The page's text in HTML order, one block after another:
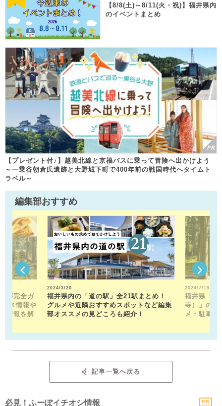
【8/8(土)～8/11(火・祝)】福井県内
のイベントまとめ
【プレゼント付♪】越美北線と京福バスに乗って冒険へ出かけよう
～一乗谷朝倉氏遺跡と大野城下町で400年前の戦国時代へタイムト
ラベル～
編集部おすすめ
が完全ガ
ス情報や
情報を解
2024/3/20
福井県内の「道の駅」全21駅まとめ！
グルメや近隣おすすめスポットなど編集
部オススメの見どころも紹介！
2024/7/19
福井県「平
寺）」の見
メ・駐車
記事一覧へ戻る
必見！ふーぽイチオシ情報 PR